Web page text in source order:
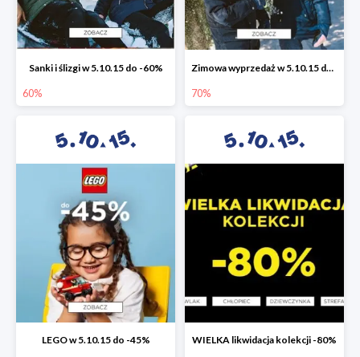
Sanki i ślizgi w 5.10.15 do -60%
60%
Zimowa wyprzedaż w 5.10.15 do -70%
70%
LEGO w 5.10.15 do -45% WIELKA likwidacja kolekcji -80%